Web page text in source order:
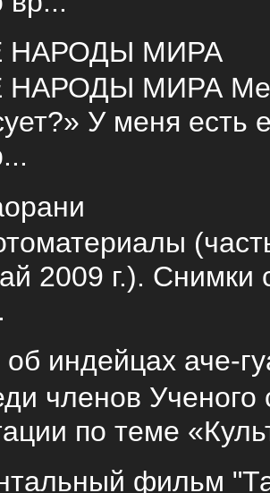
НАРОДЫ МИРА
МИРА Меня
У меня есть
2009 г.). Снимки
об индейцах аче-
Ученого
по теме
фильм